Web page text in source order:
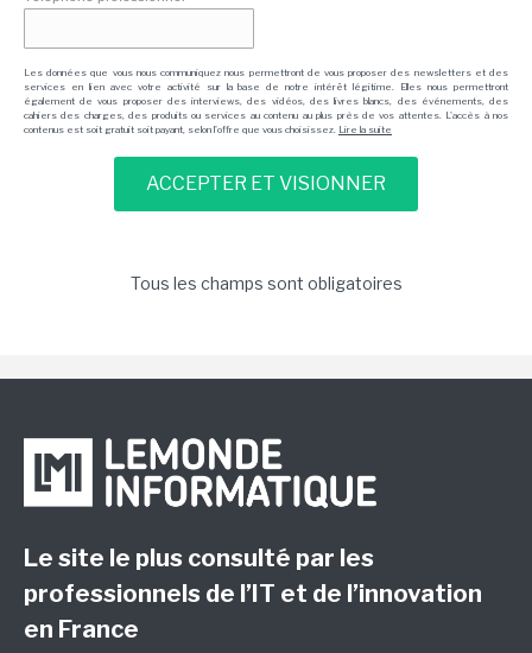
Les données que vous nous communiquez nous permettront de vous proposer des newsletters et des
services en lien avec votre activité sur la base de notre intérêt légitime. Elles nous permettront
également de vous proposer des interviews, des vidéos, des livres blancs, des événements, des
cahiers des charges, des produits ou services au contenu au plus près de vos attentes. L'accès à nos
contenus est soit gratuit soit payant, selon l'offre que vous choisissez. Lire la suite
Tous les champs sont obligatoires
Le site le plus consulté par les
professionnels de l’IT et de l’innovation
en France